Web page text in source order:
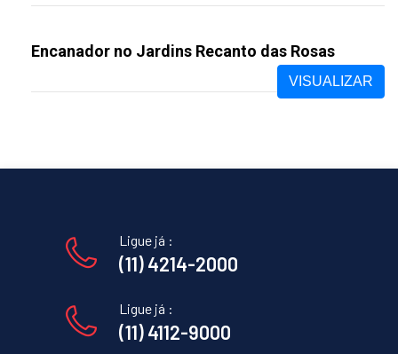
Encanador no Jardins Recanto das Rosas
VISUALIZAR
Ligue já :
(11) 4214-2000
Ligue já :
(11) 4112-9000